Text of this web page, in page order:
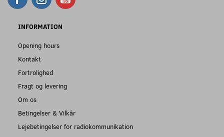
INFORMATION
Opening hours
Kontakt
Fortrolighed
Fragt og levering
Om os
Betingelser & Vilkår
Lejebetingelser for radiokommunikation